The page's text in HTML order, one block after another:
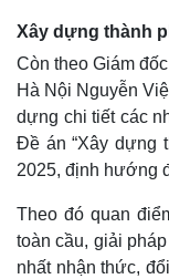
Xây dựng thành
Còn theo Giám
Hà Nội Nguyễn
dựng chi tiết các
Đề án “Xây dựng
2025, định hướng
Theo đó quan
toàn cầu, giải
nhất nhận thức,